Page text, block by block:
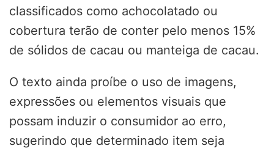
classificados como achocolatado ou
cobertura terão de conter pelo menos 15%
de sólidos de cacau ou manteiga de cacau.
O texto ainda proíbe o uso de imagens,
expressões ou elementos visuais que
possam induzir o consumidor ao erro,
sugerindo que determinado item seja